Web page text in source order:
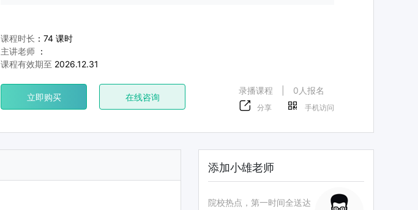
课程时长 ：74 课时
主讲老师 ：
课程有效期至 2026.12.31
立即购买 在线咨询
录播课程 0人报名
分享 手机访问
添加小雄老师
院校热点，第一时间全送达